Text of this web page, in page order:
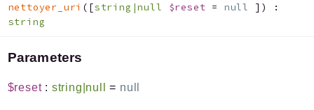
nettoyer_uri ( [string|null $reset = null ] )
:
string
Parameters
$reset: string|null = null